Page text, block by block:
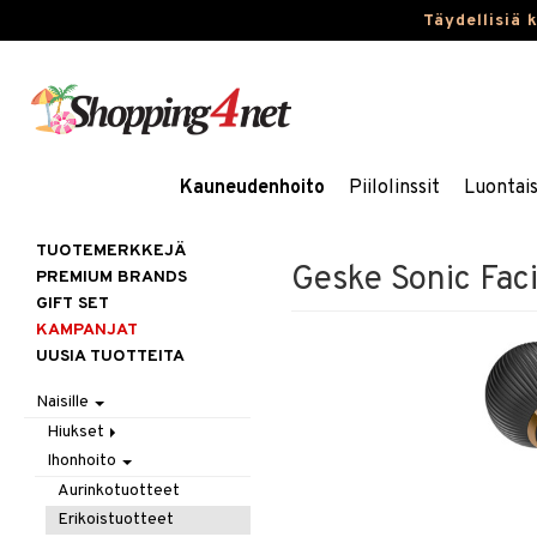
Täydellisiä
Kauneudenhoito Piilolinssit
Geske Sonic
TUOTEMERKKEJÄ
PREMIUM BRANDS
GIFT SET
KAMPANJAT
UUSIA TUOTTEITA
Naisille
Hiukset
Gift Set
Harjat / Kammat
Hiuskuurit
Ihonhoito
Aurinkotuotteet
Erikoistuotteet